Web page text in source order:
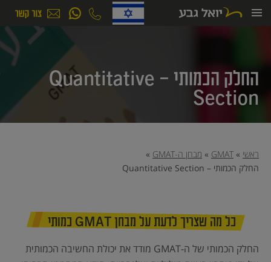
לתוכן
החלק הכמותי – Quantitative
Section
ראשי »
GMAT
» מבחן ה-GMAT
»
החלק הכמותי – Quantitative Section
כל מה שצריך לדעת על מבחן GMAT כמותי
החלק הכמותי של ה-GMAT מודד את יכולת החשיבה הכמותית